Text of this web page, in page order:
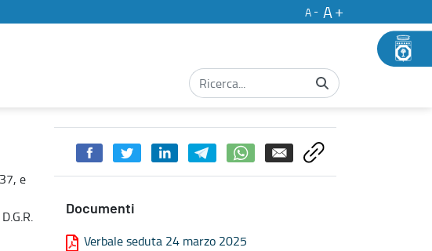
A
A
e
Documenti
Verbale seduta 24 marzo 2025